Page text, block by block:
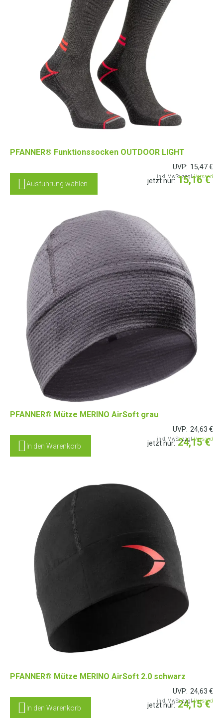
PFANNER® Funktionssocken OUTDOOR LIGHT
UVP: 15,47€
jetzt nur: 15,16€
inkl. MwSt. zzgl.Versand
Ausführung wählen
PFANNER® Mütze MERINO AirSoft grau
UVP: 24,63 €
jetzt nur: 24,15€
inkl. MwSt. zzgl.Versand
In den Warenkorb
PFANNER® Mütze MERINO AirSoft 2.0 schwarz
UVP: 24,63 €
jetzt nur: 24,15€
inkl. MwSt. zzgl.Versand
In den Warenkorb